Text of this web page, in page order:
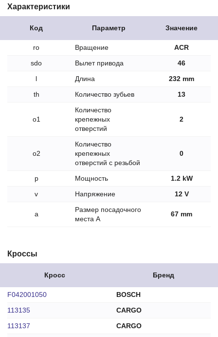
Характеристики
Код Параметр Значение
ro Вращение
ACR
sdo
Вылет привода
46
l
Длина
232 mm
th
Количество зубьев 13
o1
Количество
крепежных
отверстий
2
o2
Количество
крепежных
отверстий с резьбой
0
p Мощность
1.2 kW
v
Напряжение 12 V
a
Размер посадочного
места A
67 mm
Кроссы
Кросс Бренд
F042001050
BOSCH
113135
CARGO
113137
CARGO